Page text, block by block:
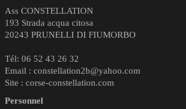
Ass CONSTELLATION
193 Strada acqua citosa
20243 PRUNELLI DI FIUMORBO
Tél: 06 52 43 26 32
Email : constellation2b@yahoo.com
Site : corse-constellation.com
Personnel